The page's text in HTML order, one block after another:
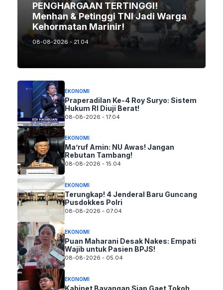
PENGHARGAAN TERTINGGI!
Menhan & Petinggi TNI Jadi Warga
Kehormatan Marinir!
08-08-2026 - 21.04
EKONOMI
Praperadilan Ke-4 Roy Suryo: Sistem
Hukum RI Diuji Berat!
08-08-2026 - 17.04
EKONOMI
Ma’ruf Amin: NU Awas! Jangan
Rebutan Tambang!
08-08-2026 - 15.04
EKONOMI
Terungkap! 4 Jenderal Baru Guncang
Pusdokkes Polri
08-08-2026 - 07.04
EKONOMI
Puan Maharani Desak Nakes: Empati
Wajib untuk Pasien BPJS!
08-08-2026 - 05.04
EKONOMI
Kabinet Bayangan Siap Gaet Tokoh